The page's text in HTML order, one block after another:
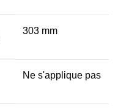
303 mm
Ne s'applique pas